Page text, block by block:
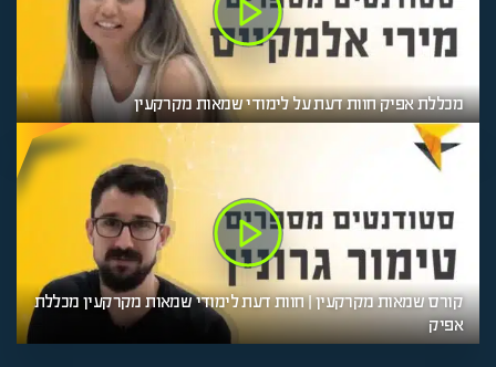
מכללת אפיק חוות דעת על לימודי שמאות מקרקעין
קורס שמאות מקרקעין | חוות דעת לימודי שמאות מקרקעין מכללת
אפיק